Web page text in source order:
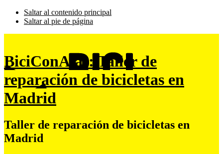
Saltar al contenido principal
Saltar al pie de página
BiciConAlas: Taller de
reparación de bicicletas en
Madrid
Taller de reparación de bicicletas en
Madrid